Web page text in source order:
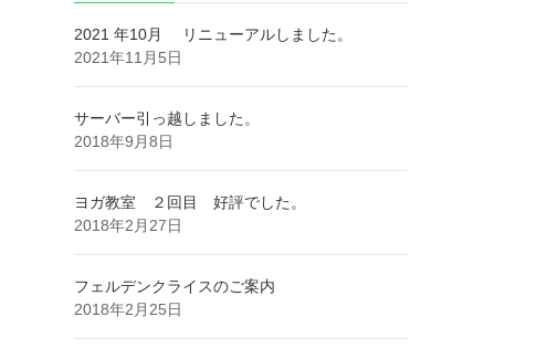
2021 年10月 リニューアルしました。
2021年11月5日
サーバー引っ越しました。
2018年9月8日
ヨガ教室 ２回目 好評でした。
2018年2月27日
フェルデンクライスのご案内
2018年2月25日